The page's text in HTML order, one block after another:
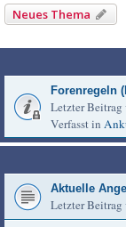
Neues Thema
Forenregeln
Letzter Beitrag
Verfasst in
Aktuelle
Letzter Beitrag